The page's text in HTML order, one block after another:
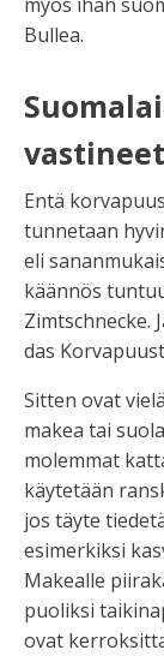
Bullea.
vastineet
Entä
tunnetaan
eli
käännös
Zimtschnecke.
das
Sitten ovat
makea tai
molemmat
käytetään
jos täyte
esimerkiksi
Makealle
puoliksi
ovat